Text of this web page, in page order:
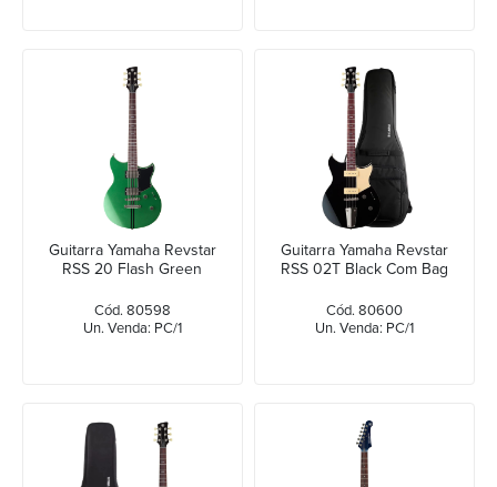
Guitarra Yamaha Revstar
RSS 20 Flash Green
Cód. 80598
Un. Venda: PC/1
Guitarra Yamaha Revstar
RSS 02T Black Com Bag
Cód. 80600
Un. Venda: PC/1